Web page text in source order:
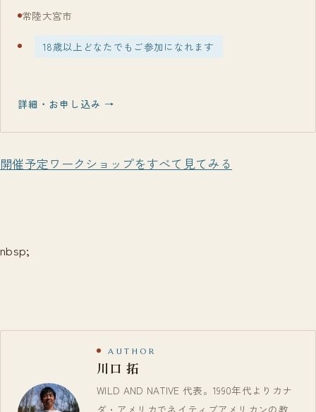
常陸大宮市
18歳以上どなたでもご参加になれます
詳細・お申し込み →
開催予定ワークショップをすべて見てみる
nbsp;
AUTHOR
川口 拓
WILD AND NATIVE 代表。1990年代よりカナ
ダ・アメリカでネイティブアメリカンの教